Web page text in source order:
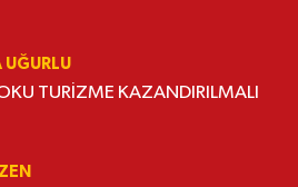
UĞURLU
TURİZME KAZANDIRILMALI